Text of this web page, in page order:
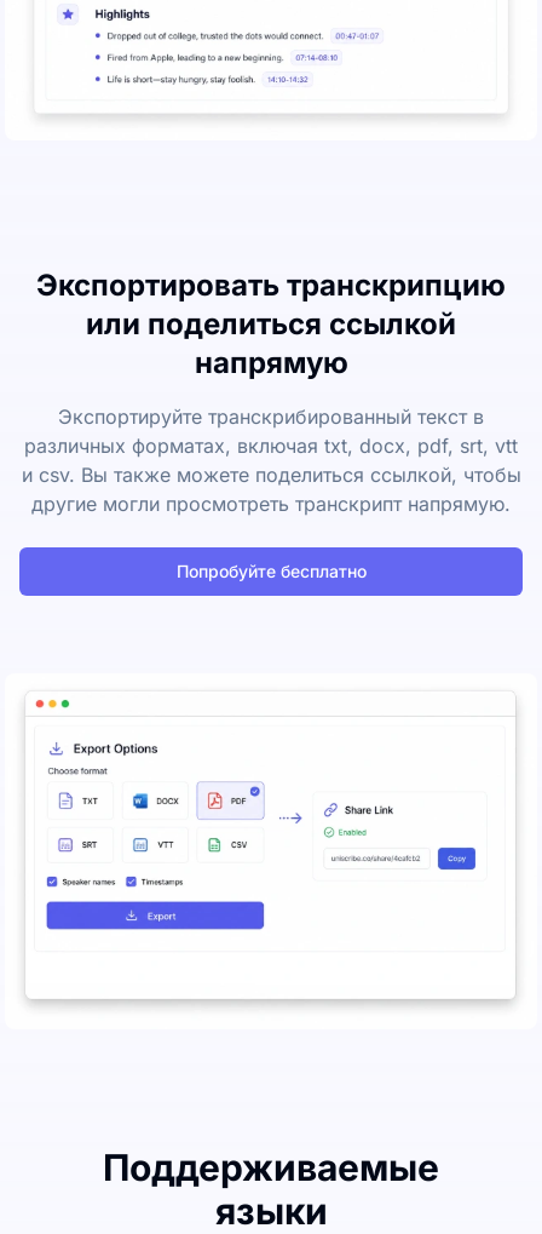
Экспортировать транскрипцию
или поделиться ссылкой
напрямую
Экспортируйте транскрибированный текст в
различных форматах, включая txt, docx, pdf, srt, vtt
и csv. Вы также можете поделиться ссылкой, чтобы
другие могли просмотреть транскрипт напрямую.
Попробуйте бесплатно
Поддерживаемые
языки